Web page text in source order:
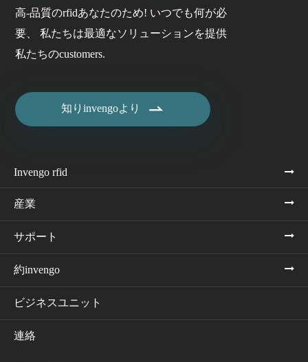
高-品質のrfidあなたのため! いつでも何が必
要、 私たちは最適なソリューションを提供
私たちのcustomers.
知りinvengoより 
Invengo rfid
産業
サポート
約invengo
ビジネスユニット
連絡